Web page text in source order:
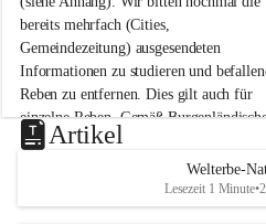
n
n
a
m
N
e
u
s
d
bereits mehrfach (Cities,
Gemeindezeitung) ausgesendeten
Informationen zu studieren und
Reben zu entfernen. Dies gilt auch für
einzelne Reben. Gemäß
Weinbaugesetz sind nicht gepflegte oder
unzulässige Weingärten zu roden! Bitte
helfen wir zusammen um unsere
vor den prognostizierten Ernteausfällen
Artikel
Welterbe-
Lesezeit 1 Minute•